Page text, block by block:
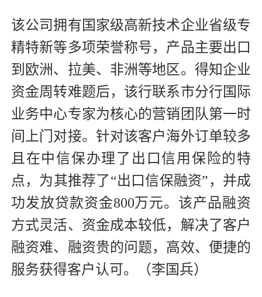
该公司拥有国家级高新技术企业省级专
精特新等多项荣誉称号，产品主要出口
到欧洲、拉美、非洲等地区。得知企业
资金周转难题后，该行联系市分行国际
业务中心专家为核心的营销团队第一时
间上门对接。针对该客户海外订单较多
且在中信保办理了出口信用保险的特
点，为其推荐了“出口信保融资”，并成
功发放贷款资金800万元。该产品融资
方式灵活、资金成本较低，解决了客户
融资难、融资贵的问题，高效、便捷的
服务获得客户认可。（李国兵）